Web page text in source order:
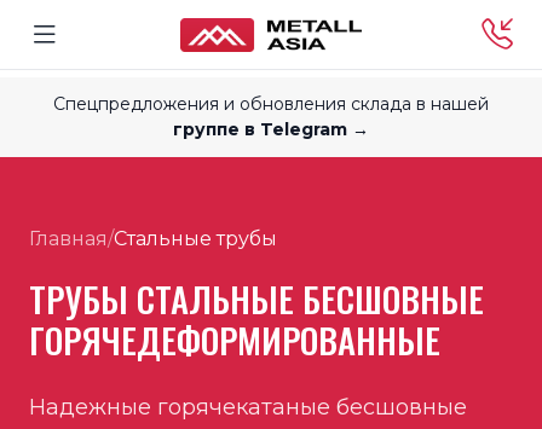
Спецпредложения и обновления склада в нашей
группе в Telegram →
Главная/Стальные трубы
ТРУБЫ СТАЛЬНЫЕ БЕСШОВНЫЕ
ГОРЯЧЕДЕФОРМИРОВАННЫЕ
Надежные горячекатаные бесшовные